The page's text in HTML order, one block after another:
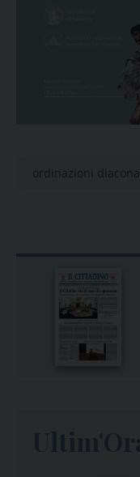
ordinazioni diaconali